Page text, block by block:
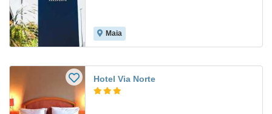
Maia
Hotel Via Norte